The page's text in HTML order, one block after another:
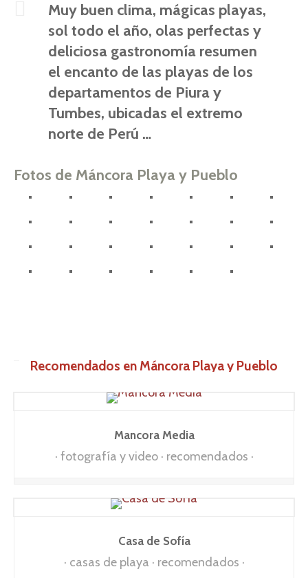
Muy buen clima, mágicas playas,
sol todo el año, olas perfectas y
deliciosa gastronomía resumen
el encanto de las playas de los
departamentos de Piura y
Tumbes, ubicadas el extremo
norte de Perú …
Fotos de Máncora Playa y Pueblo
Recomendados en Máncora Playa y Pueblo
Mancora Media
fotografía y video recomendados
Casa de Sofía
casas de playa recomendados